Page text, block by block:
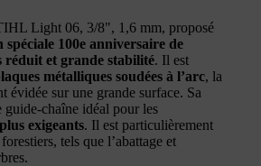
Light 06, 3/8", 1,6 mm, proposé
spéciale 100e anniversaire de
réduit et grande stabilité. Il est
métalliques soudées à l’arc, la
évidée sur une grande surface. Sa
guide-chaîne idéal pour les
exigeants. Il est particulièrement
tels que l’abattage et